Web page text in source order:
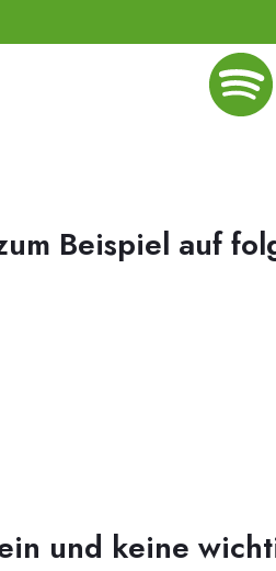
Beispiel auf
und keine